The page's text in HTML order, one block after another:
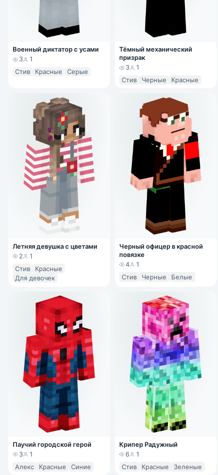
Военный диктатор с усами
3
1
Стив
Красные Серые
Тёмный механический
призрак
3
1
Стив
Черные Красные
Летняя девушка с цветами
2
1
Стив
Красные
Для девочек
Черный офицер в красной
повязке
4
1
Стив
Черные Белые
Паучий городской герой
3
1
Алекс
Красные Синие
Крипер Радужный
6
1
Стив
Красные Зеленые